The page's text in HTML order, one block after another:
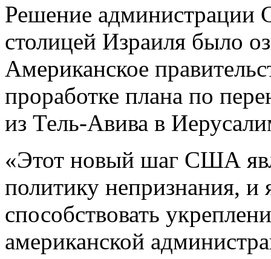
Решение
столицей Израиля было
Американское
проработке плана по
из Тель-Авива в
«Этот новый шаг США
политику непризнания, и
способствовать
американской